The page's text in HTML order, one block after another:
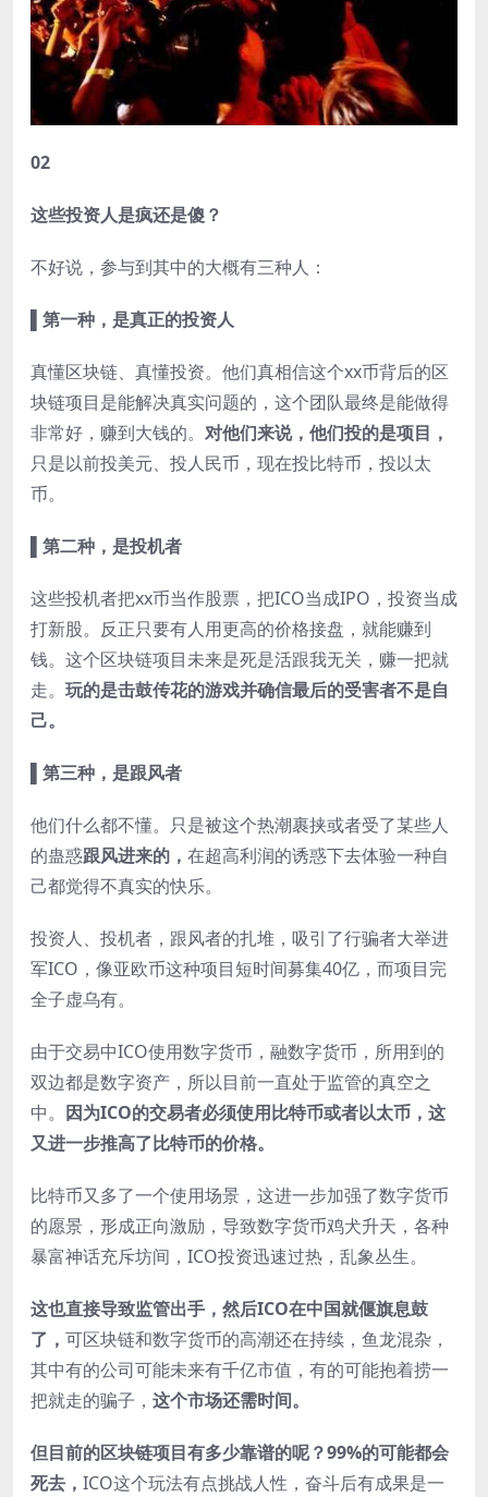
02
这些投资人是疯还是傻？
不好说，参与到其中的大概有三种人：
▌第一种，是真正的投资人
真懂区块链、真懂投资。他们真相信这个xx币背后的区
块链项目是能解决真实问题的，这个团队最终是能做得
非常好，赚到大钱的。 对他们来说，他们投的是项目，
只是以前投美元、投人民币，现在投比特币，投以太
币。
▌第二种，是投机者
这些投机者把xx币当作股票，把ICO当成IPO，投资当成
打新股。反正只要有人用更高的价格接盘，就能赚到
钱。这个区块链项目未来是死是活跟我无关，赚一把就
走。 玩的是击鼓传花的游戏并确信最后的受害者不是自
己。
▌第三种，是跟风者
他们什么都不懂。只是被这个热潮裹挟或者受了某些人
的蛊惑跟风进来的， 在超高利润的诱惑下去体验一种自
己都觉得不真实的快乐。
投资人、投机者，跟风者的扎堆，吸引了行骗者大举进
军ICO，像亚欧币这种项目短时间募集40亿，而项目完
全子虚乌有。
由于交易中ICO使用数字货币，融数字货币，所用到的
双边都是数字资产，所以目前一直处于监管的真空之
中。 因为ICO的交易者必须使用比特币或者以太币，这
又进一步推高了比特币的价格。
比特币又多了一个使用场景，这进一步加强了数字货币
的愿景，形成正向激励，导致数字货币鸡犬升天，各种
暴富神话充斥坊间，ICO投资迅速过热，乱象丛生。
这也直接导致监管出手，然后ICO在中国就偃旗息鼓
了， 可区块链和数字货币的高潮还在持续，鱼龙混杂，
其中有的公司可能未来有千亿市值，有的可能抱着捞一
把就走的骗子， 这个市场还需时间。
但目前的区块链项目有多少靠谱的呢？99%的可能都会
死去， ICO这个玩法有点挑战人性，奋斗后有成果是一